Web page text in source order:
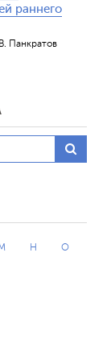
раннего
Панкратов
Н О